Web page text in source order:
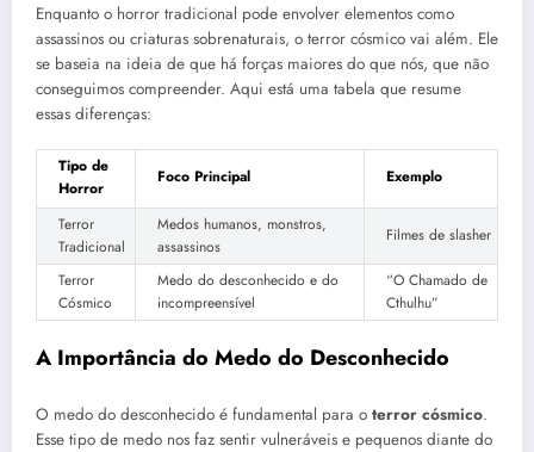
Enquanto o horror tradicional pode envolver elementos como
assassinos ou criaturas sobrenaturais, o terror cósmico vai além. Ele
se baseia na ideia de que há forças maiores do que nós, que não
conseguimos compreender. Aqui está uma tabela que resume
essas diferenças:
Tipo de
Horror
Foco Principal Exemplo
Terror
Tradicional
Medos humanos, monstros,
assassinos
Filmes de slasher
Terror
Cósmico
Medo do desconhecido e do
incompreensível
“O Chamado de
Cthulhu”
A Importância do Medo do Desconhecido
O medo do desconhecido é fundamental para o terror cósmico.
Esse tipo de medo nos faz sentir vulneráveis e pequenos diante do